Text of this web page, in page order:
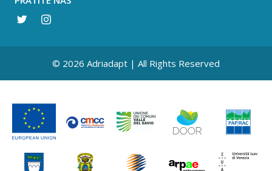
© 2026 Adriadapt | All Rights Reserved